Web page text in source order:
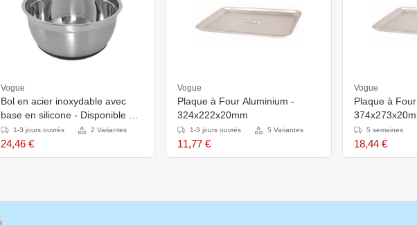
Vogue
Bol en acier inoxydable avec
base en silicone - Disponible en
2 tailles
1-3 jours ouvrés 2 Variantes
24,46 €
Vogue
Plaque à Four Aluminium -
324x222x20mm
1-3 jours ouvrés 5 Variantes
11,77 €
Vogue
Plaque à
5 semaines
18,44 €